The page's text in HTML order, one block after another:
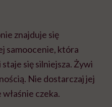
znajduje się
samoocenie, która
się silniejsza. Żywi
Nie dostarczaj jej
właśnie czeka.